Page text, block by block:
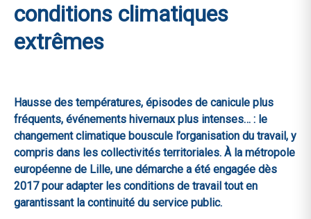
conditions climatiques
extrêmes
Hausse des températures, épisodes de canicule plus
fréquents, événements hivernaux plus intenses… : le
changement climatique bouscule l’organisation du travail, y
compris dans les collectivités territoriales. À la métropole
européenne de Lille, une démarche a été engagée dès
2017 pour adapter les conditions de travail tout en
garantissant la continuité du service public.